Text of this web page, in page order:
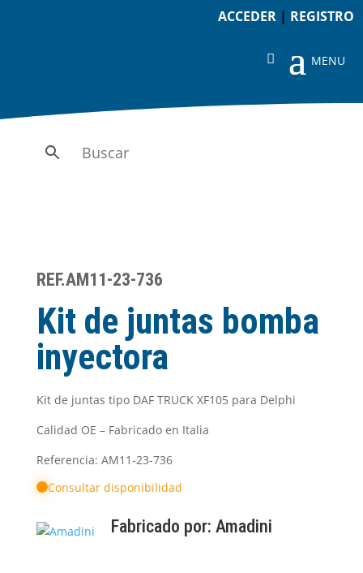
ACCEDER| REGISTRO
REF.AM11-23-736
Kit de juntas bomba
inyectora
Kit de juntas tipo DAF TRUCK XF105 para Delphi
Calidad OE – Fabricado en Italia
Referencia: AM11-23-736
Consultar disponibilidad
Fabricado por: Amadini